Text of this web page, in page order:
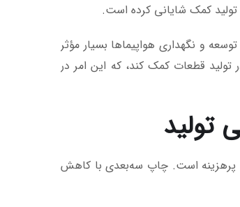
کمک شایانی کرده است.
و نگهداری هواپیماها بسیار مؤثر
قطعات کمک کند، که این امر در
و پرهزینه است. چاپ سه‌بعدی با کاهش